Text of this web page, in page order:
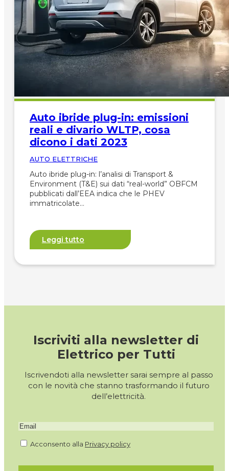
Auto ibride plug-in: emissioni
reali e divario WLTP, cosa
dicono i dati 2023
AUTO ELETTRICHE
Auto ibride plug-in: l’analisi di Transport &
Environment (T&E) sui dati “real-world” OBFCM
pubblicati dall’EEA indica che le PHEV
immatricolate…
Leggi tutto
Iscriviti alla newsletter di
Elettrico per Tutti
Iscrivendoti alla newsletter sarai sempre al passo
con le novità che stanno trasformando il futuro
dell’elettricità.
Acconsento alla Privacy policy